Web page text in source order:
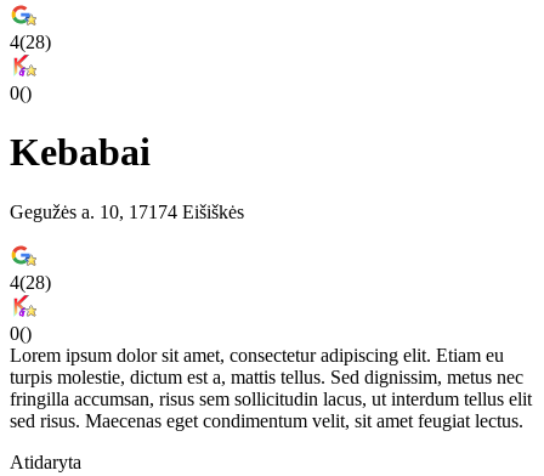
4(28)
0()
Kebabai
Gegužės a. 10, 17174 Eišiškės
4(28)
0()
Lorem ipsum dolor sit amet, consectetur adipiscing elit. Etiam eu
turpis molestie, dictum est a, mattis tellus. Sed dignissim, metus nec
fringilla accumsan, risus sem sollicitudin lacus, ut interdum tellus elit
sed risus. Maecenas eget condimentum velit, sit amet feugiat lectus.
Atidaryta